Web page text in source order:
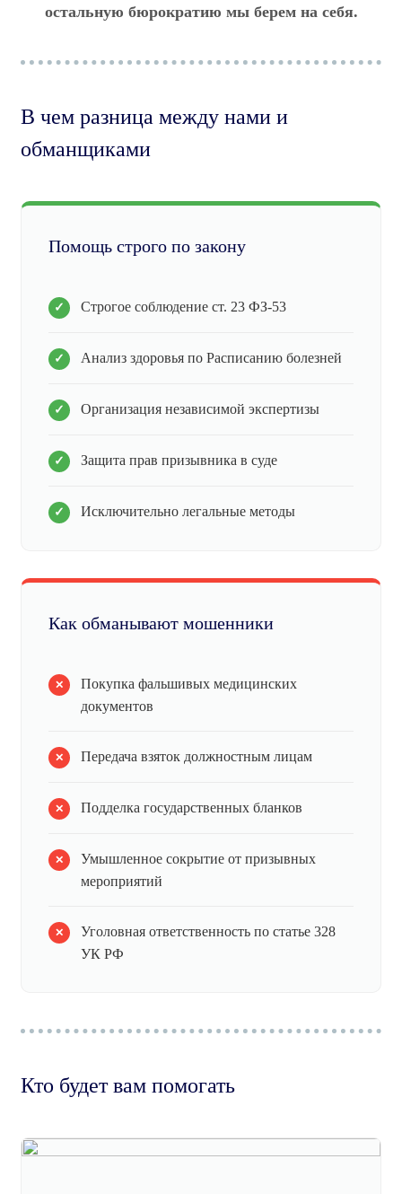
остальную бюрократию мы берем на себя.
В чем разница между нами и
обманщиками
Помощь строго по закону
Строгое соблюдение ст. 23 ФЗ-53
Анализ здоровья по Расписанию болезней
Организация независимой экспертизы
Защита прав призывника в суде
Исключительно легальные методы
Как обманывают мошенники
Покупка фальшивых медицинских
документов
Передача взяток должностным лицам
Подделка государственных бланков
Умышленное сокрытие от призывных
мероприятий
Уголовная ответственность по статье 328
УК РФ
Кто будет вам помогать